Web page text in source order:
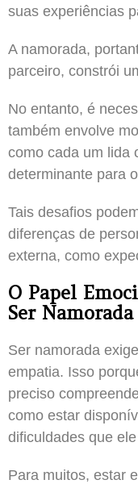
suas experiências
A namorada,
parceiro, constrói
No entanto, é
também envolve
como cada um lida
determinante para
Tais desafios
diferenças de
externa, como
O Papel
Ser Namorada
Ser namorada
empatia. Isso
preciso
como estar
dificuldades que
Para muitos, estar